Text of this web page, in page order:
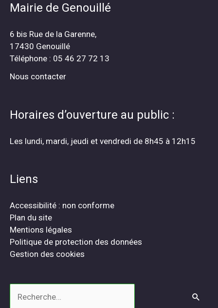
Mairie de Genouillé
6 bis Rue de la Garenne,
17430 Genouillé
Téléphone : 05 46 27 72 13
Nous contacter
Horaires d’ouverture au public :
Les lundi, mardi, jeudi et vendredi de 8h45 à 12h15
Liens
Accessibilité : non conforme
Plan du site
Mentions légales
Politique de protection des données
Gestion des cookies